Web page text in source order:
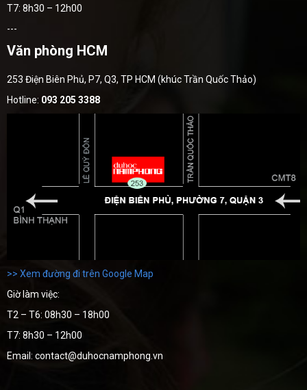
T7: 8h30 – 12h00
---
Văn phòng HCM
253 Điện Biên Phủ, P7, Q3, TP HCM (khúc Trần Quốc Thảo)
Hotline: 093 205 3388
>> Xem đường đi trên Google Map
Giờ làm việc:
T2 – T6: 08h30 – 18h00
T7: 8h30 – 12h00
Email: contact@duhocnamphong.vn